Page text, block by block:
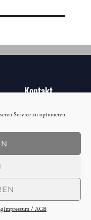
Service zu optimieren.
Impressum / AGB
Kontakt
Datenschutzerklärung
Impressum / AGB